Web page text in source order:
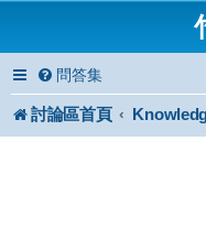
問答集
討論區首頁